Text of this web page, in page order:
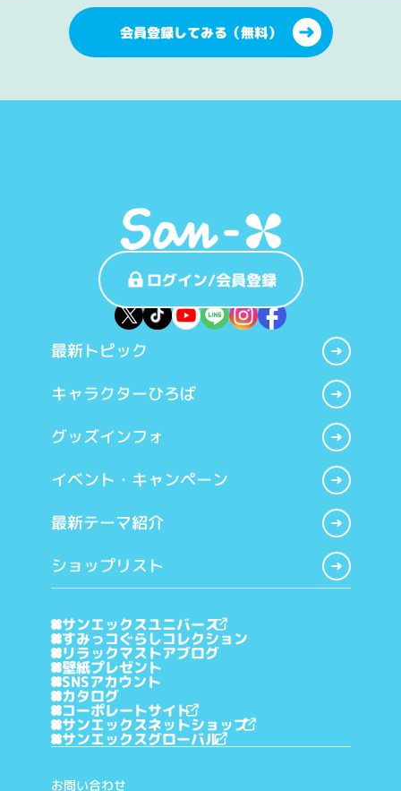
会員登録してみる（無料）
ログイン/会員登録
最新トピック
キャラクターひろば
グッズインフォ
イベント・キャンペーン
最新テーマ紹介
ショップリスト
サンエックスユニバース
すみっコぐらしコレクション
リラックマストアブログ
壁紙プレゼント
SNSアカウント
カタログ
コーポレートサイト
サンエックスネットショップ
サンエックスグローバル
お問い合わせ